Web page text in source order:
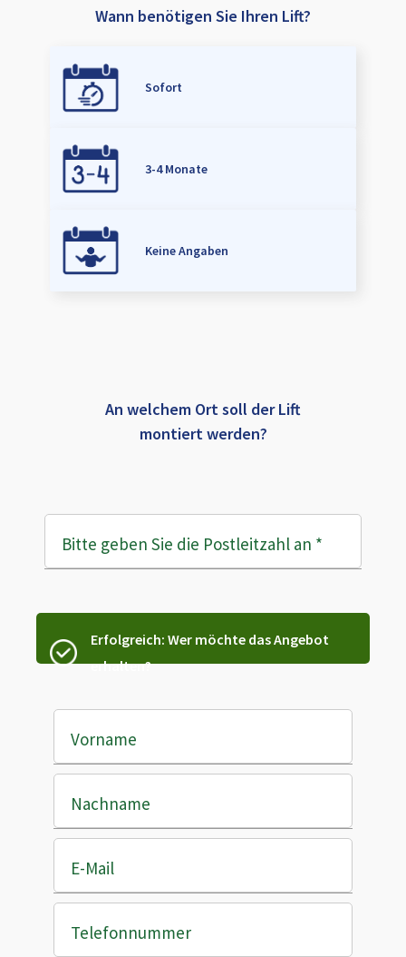
Wann benötigen Sie Ihren Lift?
Sofort
3-4 Monate
Keine Angaben
An welchem Ort soll der Lift
montiert werden?
Bitte geben Sie die Postleitzahl an *
Erfolgreich: Wer möchte das Angebot
erhalten?
Vorname
Nachname
E-Mail
Telefonnummer